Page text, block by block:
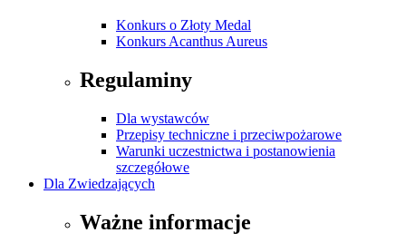
Konkurs o Złoty Medal
Konkurs Acanthus Aureus
Regulaminy
Dla wystawców
Przepisy techniczne i przeciwpożarowe
Warunki uczestnictwa i postanowienia
szczegółowe
Dla Zwiedzających
Ważne informacje